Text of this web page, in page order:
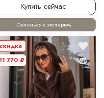
Купить сейчас
Связаться с экспертом
скидка
770 ₽